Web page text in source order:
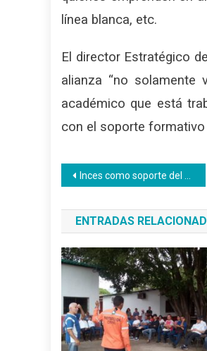
línea blanca, etc.
El director Estratégico
alianza “no solamente
académico que está
con el soporte formativo
Navegación
de
entradas
Inces como soporte del emprendimiento y la certificación ocupacional
ENTRADAS